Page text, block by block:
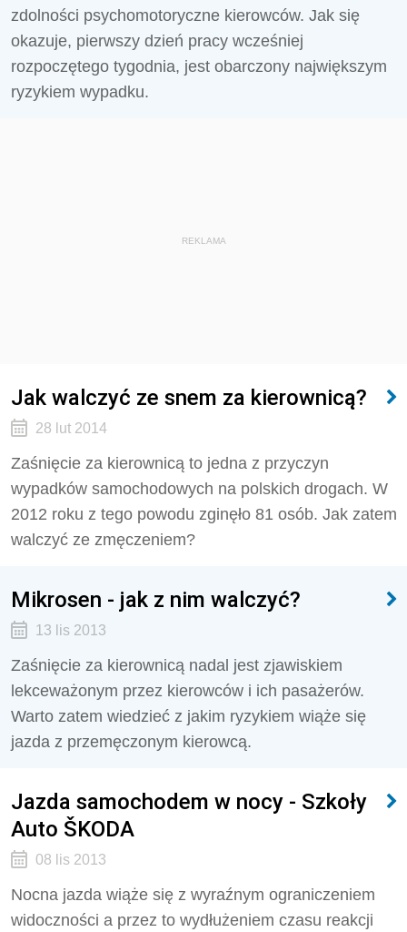
zdolności psychomotoryczne kierowców. Jak się
okazuje, pierwszy dzień pracy wcześniej
rozpoczętego tygodnia, jest obarczony największym
ryzykiem wypadku.
REKLAMA
Jak walczyć ze snem za kierownicą?
28 lut 2014
Zaśnięcie za kierownicą to jedna z przyczyn
wypadków samochodowych na polskich drogach. W
2012 roku z tego powodu zginęło 81 osób. Jak zatem
walczyć ze zmęczeniem?
Mikrosen - jak z nim walczyć?
13 lis 2013
Zaśnięcie za kierownicą nadal jest zjawiskiem
lekceważonym przez kierowców i ich pasażerów.
Warto zatem wiedzieć z jakim ryzykiem wiąże się
jazda z przemęczonym kierowcą.
Jazda samochodem w nocy - Szkoły
Auto ŠKODA
08 lis 2013
Nocna jazda wiąże się z wyraźnym ograniczeniem
widoczności a przez to wydłużeniem czasu reakcji